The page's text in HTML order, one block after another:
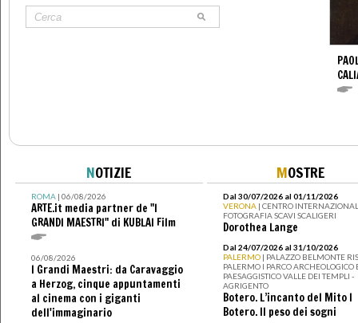
NOTIZIE
ROMA| 06/08/2026
ARTE.it media partner de "I
GRANDI MAESTRI" di KUBLAI Film
06/08/2026
I Grandi Maestri: da Caravaggio
a Herzog, cinque appuntamenti
al cinema con i giganti
dell'immaginario
MOSTRE
Dal 30/07/2026 al 01/11/2026
VERONA | CENTRO
FOTOGRAFIA SCAVI SCALIGERI
Dorothea Lange
Dal 24/07/2026 al 31/10/2026
PALERMO | PALAZZO BELMONTE
PALERMO I PARCO ARCHEOLOGICO
PAESAGGISTICO VALLE DEI TEMPLI -
AGRIGENTO
Botero. L’incanto del Mito I
Botero. Il peso dei sogni